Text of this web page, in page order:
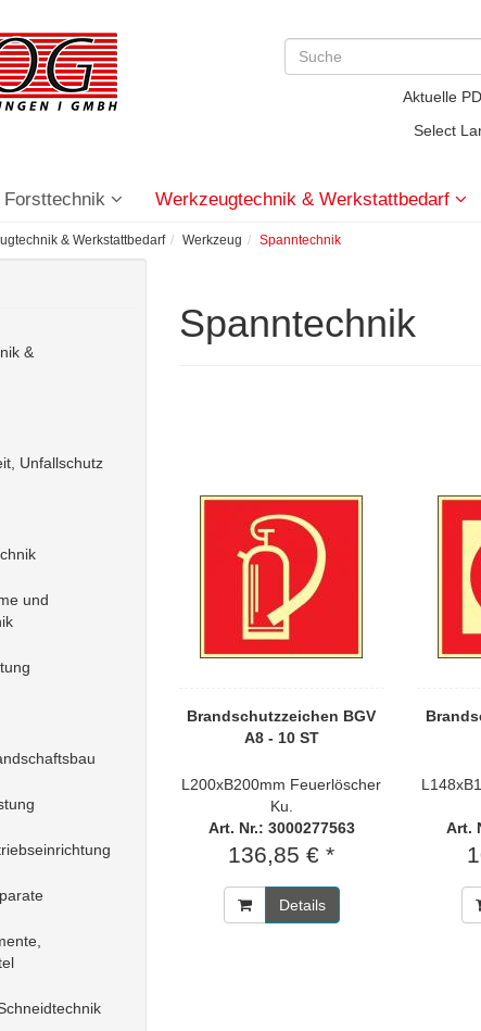
Aktuelle
Select
Forsttechnik Werkzeugtechnik & Werkstattbedarf
& Werkstattbedarf Werkzeug Spanntechnik
&
Unfallschutz
und
Spanntechnik
Brandschutzzeichen BGV
A8 - 10 ST
L200xB200mm Feuerlöscher
Ku.
Art. Nr.: 3000277563
136,85 € *
Details
Art.